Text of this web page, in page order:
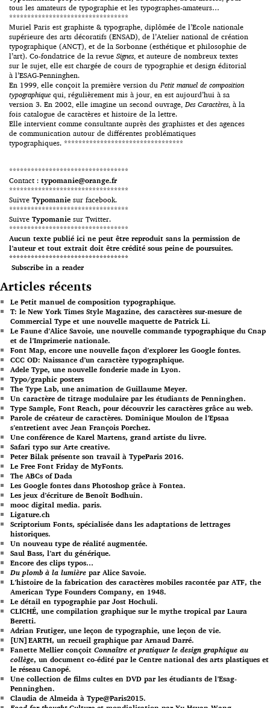
tous les amateurs de typographie et les typographes-amateurs…
*********************************
Muriel Paris est graphiste & typographe, diplômée de l’Ecole nationale
supérieure des arts décoratifs (ENSAD), de l’Atelier national de création
typographique (ANCT), et de la Sorbonne (esthétique et philosophie de
l’art). Co-fondatrice de la revue Signes, et auteure de nombreux textes
sur le sujet, elle est chargée de cours de typographie et design éditorial
à l’ESAG-Penninghen.
En 1999, elle conçoit la première version duPetit manuel de composition
typographique qui, régulièrement mis à jour, en est aujourd’hui à sa
version 3. En 2002, elle imagine un second ouvrage, Des Caractères, à la
fois catalogue de caractères et histoire de la lettre.
Elle intervient comme consultante auprès des graphistes et des agences
de communication autour de différentes problématiques
typographiques. *********************************
*********************************
Contact : typomanie@orange.fr
*********************************
Suivre Typomanie sur facebook.
*********************************
Suivre Typomanie sur Twitter.
*********************************
Aucun texte publié ici ne peut être reproduit sans la permission de
l’auteur et tout extrait doit être crédité sous peine de poursuites.
*********************************
Subscribe in a reader
Articles récents
Le Petit manuel de composition typographique.
T: le New York Times Style Magazine, des caractères sur-mesure de
Commercial Type et une nouvelle maquette de Patrick Li.
Le Faune d’Alice Savoie, une nouvelle commande typographique du Cnap
et de l’Imprimerie nationale.
Font Map, encore une nouvelle façon d’explorer les Google fontes.
CCC OD: Naissance d’un caractère typographique.
Adele Type, une nouvelle fonderie made in Lyon.
Typo/graphic posters
The Type Lab, une animation de Guillaume Meyer.
Un caractère de titrage modulaire par les étudiants de Penninghen.
Type Sample, Font Reach, pour découvrir les caractères grâce au web.
Parole de créateur de caractères. Dominique Moulon de l’Epsaa
s’entretient avec Jean François Porchez.
Une conférence de Karel Martens, grand artiste du livre.
Safari typo sur Arte creative.
Peter Bilak présente son travail à TypeParis 2016.
Le Free Font Friday de MyFonts.
The ABCs of Dada
Les Google fontes dans Photoshop grâce à Fontea.
Les jeux d’écriture de Benoît Bodhuin.
mooc digital media. paris.
Ligature.ch
Scriptorium Fonts, spécialisée dans les adaptations de lettrages
historiques.
Un nouveau type de réalité augmentée.
Saul Bass, l’art du générique.
Encore des clips typos…
Du plomb à la lumière par Alice Savoie.
L’histoire de la fabrication des caractères mobiles racontée par ATF, the
American Type Founders Company, en 1948.
Le détail en typographie par Jost Hochuli.
CLICHÉ, une compilation graphique sur le mythe tropical par Laura
Beretti.
Adrian Frutiger, une leçon de typographie, une leçon de vie.
[UN]EARTH, un recueil graphique par Arnaud Darré.
Fanette Mellier conçoit Connaître et pratiquer le design graphique au
collège, un document co-édité par le Centre national des arts plastiques et
le réseau Canopé.
Une collection de films cultes en DVD par les étudiants de l’Esag-
Penninghen.
Claudia de Almeida à Type@Paris2015.